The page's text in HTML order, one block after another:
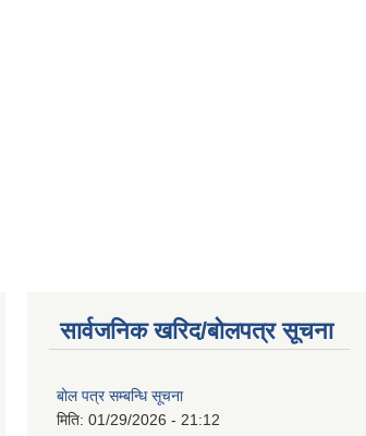
सार्वजनिक खरिद/बोलपत्र सूचना
बोल पत्र सम्बन्धि सूचना
मिति: 01/29/2026 - 21:12